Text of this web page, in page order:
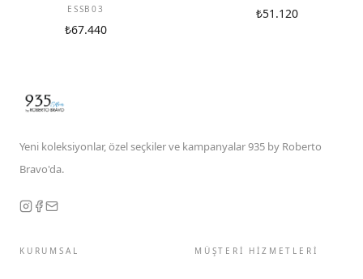
ESSB03
₺67.440
₺51.120
Yeni koleksiyonlar, özel seçkiler ve kampanyalar 935 by Roberto
Bravo'da.
KURUMSAL MÜŞTERİ HİZMETLERİ